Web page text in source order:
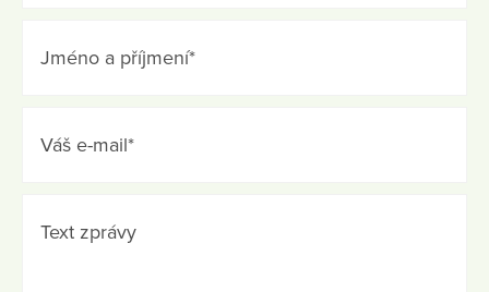
Jméno a příjmení*
Váš e-mail*
Text zprávy